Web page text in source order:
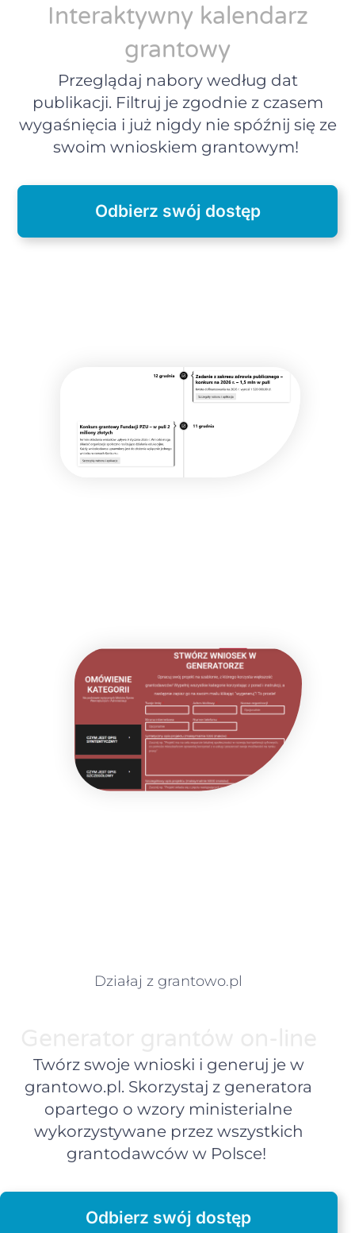
Interaktywny kalendarz
grantowy
Przeglądaj nabory według dat
publikacji. Filtruj je zgodnie z czasem
wygaśnięcia i już nigdy nie spóźnij się ze
swoim wnioskiem grantowym!
Odbierz swój dostęp
Działaj z grantowo.pl
Twórz swoje wnioski i generuj je w
grantowo.pl. Skorzystaj z generatora
opartego o wzory ministerialne
wykorzystywane przez wszystkich
grantodawców w Polsce!
Odbierz swój dostęp